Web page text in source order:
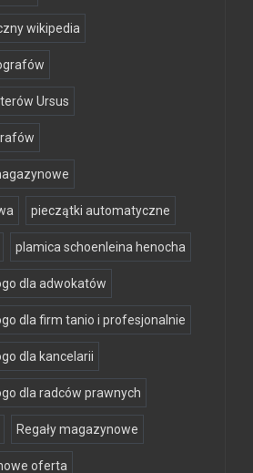
wikipedia
Ursus
pieczątki automatyczne
plamica schoenleina henocha
dla adwokatów
dla firm tanio i profesjonalnie
dla kancelarii
dla radców prawnych
Regały magazynowe
oferta